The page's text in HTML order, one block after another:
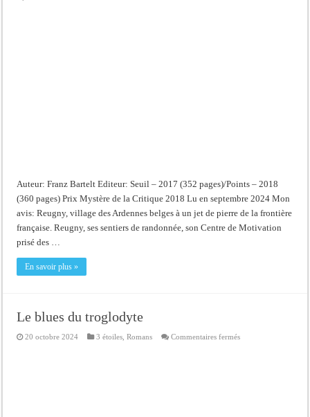
Auteur: Franz Bartelt Editeur: Seuil – 2017 (352 pages)/Points – 2018
(360 pages) Prix Mystère de la Critique 2018 Lu en septembre 2024 Mon
avis: Reugny, village des Ardennes belges à un jet de pierre de la frontière
française. Reugny, ses sentiers de randonnée, son Centre de Motivation
prisé des …
En savoir plus »
Le blues du troglodyte
20 octobre 2024 3 étoiles ,Romans Commentaires ferméssur